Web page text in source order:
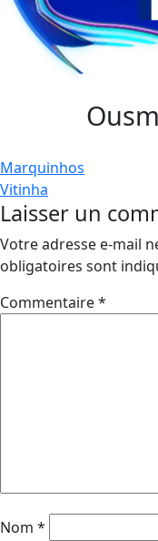
Navigation
de
l’article
Marquinhos
Vitinha
Laisser un
Votre adresse e-mail
obligatoires sont
Commentaire*
Nom *